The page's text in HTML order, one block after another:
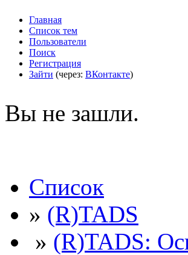
Главная
Список тем
Пользователи
Поиск
Регистрация
Зайти (через: ВКонтакте)
Вы не зашли.
Список
» (R)TADS
» (R)TADS: